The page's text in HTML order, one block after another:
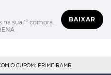
na sua 1° compra.
BAIXAR
O CUPOM: PRIMEIRAMR